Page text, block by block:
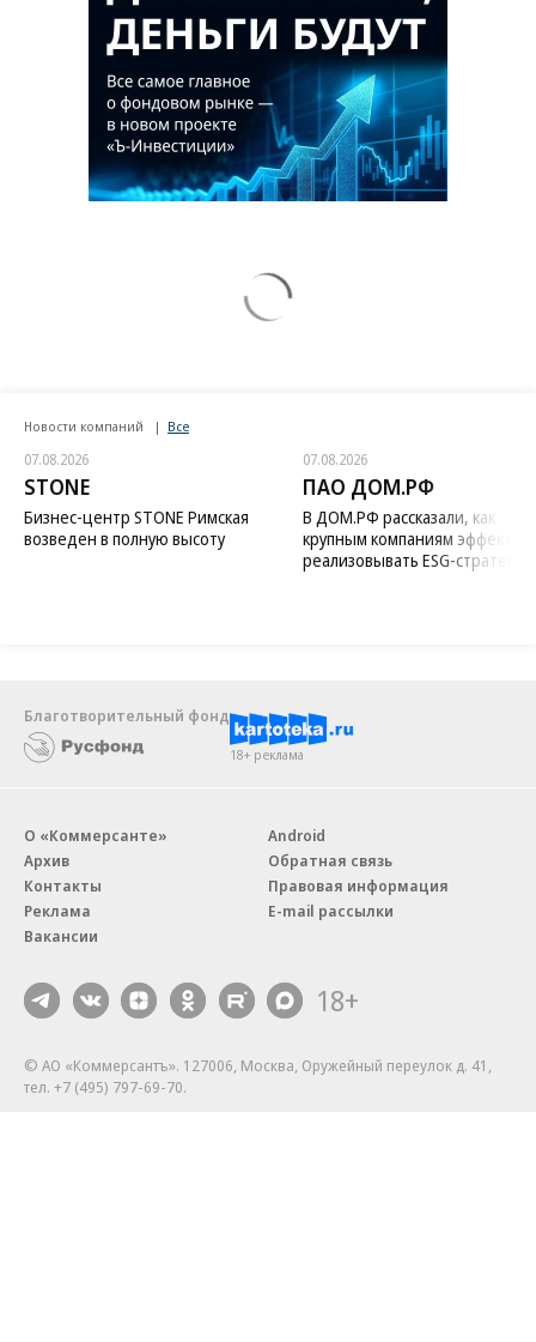
Новости компаний Все
07.08.2026
STONE
Бизнес-центр STONE Римская
возведен в полную высоту
07.08.2026
ПАО ДОМ.РФ
В ДОМ.РФ рассказали, как
крупным компаниям
реализовывать ESG-стратегию
Благотворительный фонд
18+ реклама
О «Коммерсанте»
Архив
Контакты
Реклама
Вакансии
Android
Обратная связь
Правовая информация
E-mail рассылки
18+
© АО «Коммерсантъ». 127006, Москва, Оружейный переулок д. 41,
тел. +7 (495) 797-69-70.